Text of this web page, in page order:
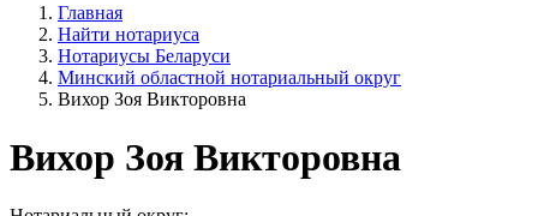
Главная
Найти нотариуса
Нотариусы Беларуси
Минский областной нотариальный округ
Вихор Зоя Викторовна
Вихор Зоя Викторовна